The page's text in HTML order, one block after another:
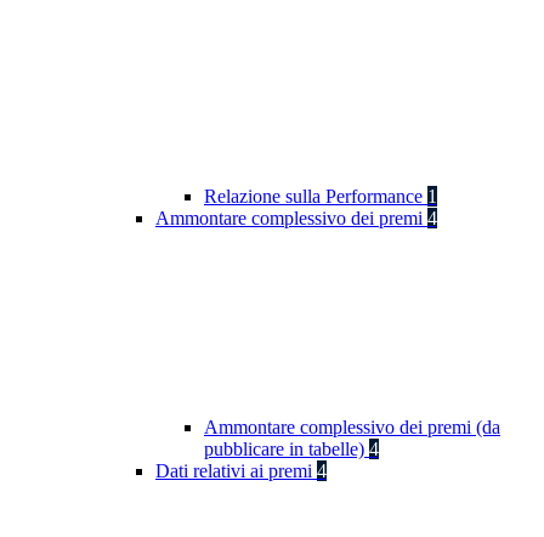
Relazione sulla Performance 1
Ammontare complessivo dei premi 4
Ammontare complessivo dei premi (da
pubblicare in tabelle) 4
Dati relativi ai premi 4